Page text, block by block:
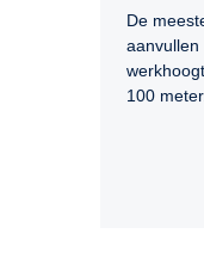
De
100 meter.